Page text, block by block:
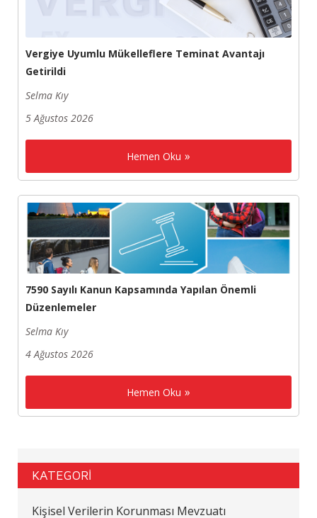
Vergiye Uyumlu Mükelleflere Teminat Avantajı
Getirildi
Selma Kıy
5 Ağustos 2026
Hemen Oku
7590 Sayılı Kanun Kapsamında Yapılan Önemli
Düzenlemeler
Selma Kıy
4 Ağustos 2026
Hemen Oku
KATEGORİ
Kişisel Verilerin Korunması Mevzuatı